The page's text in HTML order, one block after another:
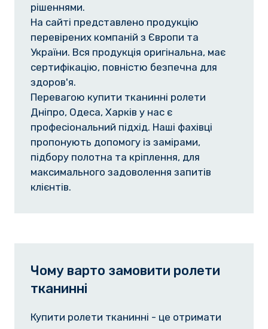
рішеннями.
На сайті представлено продукцію
перевірених компаній з Європи та
України. Вся продукція оригінальна, має
сертифікацію, повністю безпечна для
здоров'я.
Перевагою купити тканинні ролети
Дніпро, Одеса, Харків у нас є
професіональний підхід. Наші фахівці
пропонують допомогу із замірами,
підбору полотна та кріплення, для
максимального задоволення запитів
клієнтів.
Чому варто замовити ролети
тканинні
Купити ролети тканинні - це отримати